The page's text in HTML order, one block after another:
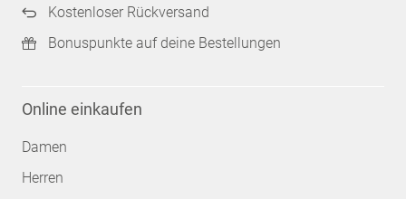
Kostenloser Rückversand
Bonuspunkte auf deine Bestellungen
Online einkaufen
Damen
Herren